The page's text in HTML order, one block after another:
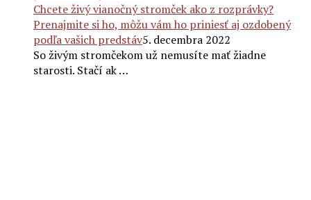
Chcete živý vianočný stromček ako z rozprávky?
Prenajmite si ho, môžu vám ho priniesť aj ozdobený
podľa vašich predstáv5. decembra 2022
So živým stromčekom už nemusíte mať žiadne
starosti. Stačí ak …